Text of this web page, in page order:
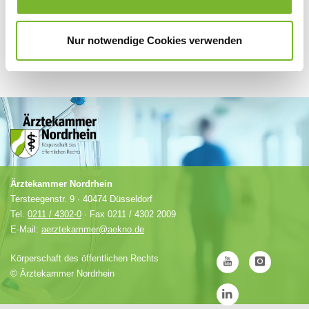
Nur notwendige Cookies verwenden
Ärztekammer Nordrhein
Tersteegenstr. 9 · 40474 Düsseldorf
Tel. 0211 / 4302-0 · Fax 0211 / 4302 2009
E-Mail: aerztekammer@aekno.de
Körperschaft des öffentlichen Rechts
© Ärztekammer Nordrhein